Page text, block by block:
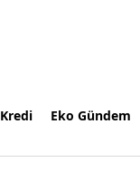
Kredi Eko Gündem